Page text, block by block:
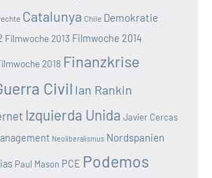
Catalunya Chile Demokratie
Filmwoche 2013 Filmwoche 2014
2018 Finanzkrise
Civil Ian Rankin
Izquierda Unida Javier Cercas
Neoliberalismus Nordspanien
Paul Mason PCE Podemos